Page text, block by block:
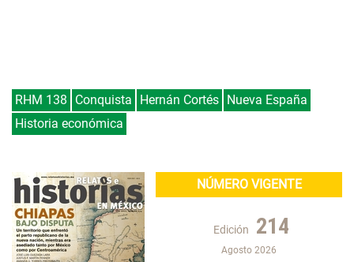
RHM 138 Conquista Hernán Cortés Nueva España
Historia económica
NÚMERO VIGENTE
Edición 214
Agosto 2026